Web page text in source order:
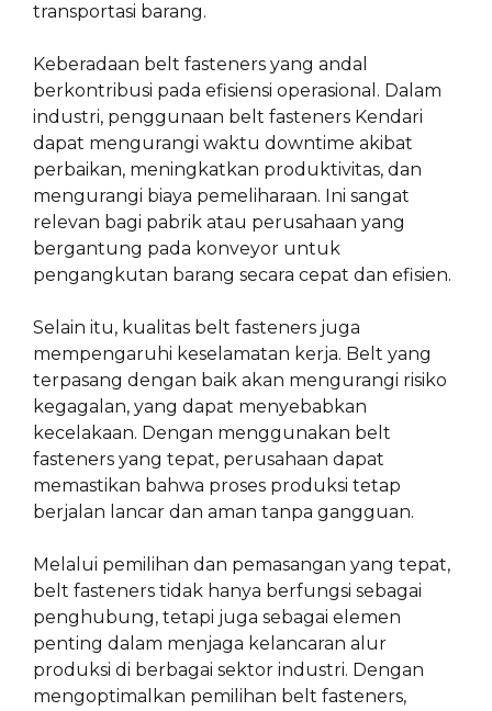
transportasi barang.
Keberadaan belt fasteners yang andal
berkontribusi pada efisiensi operasional. Dalam
industri, penggunaan belt fasteners Kendari
dapat mengurangi waktu downtime akibat
perbaikan, meningkatkan produktivitas, dan
mengurangi biaya pemeliharaan. Ini sangat
relevan bagi pabrik atau perusahaan yang
bergantung pada konveyor untuk
pengangkutan barang secara cepat dan efisien.
Selain itu, kualitas belt fasteners juga
mempengaruhi keselamatan kerja. Belt yang
terpasang dengan baik akan mengurangi risiko
kegagalan, yang dapat menyebabkan
kecelakaan. Dengan menggunakan belt
fasteners yang tepat, perusahaan dapat
memastikan bahwa proses produksi tetap
berjalan lancar dan aman tanpa gangguan.
Melalui pemilihan dan pemasangan yang tepat,
belt fasteners tidak hanya berfungsi sebagai
penghubung, tetapi juga sebagai elemen
penting dalam menjaga kelancaran alur
produksi di berbagai sektor industri. Dengan
mengoptimalkan pemilihan belt fasteners,